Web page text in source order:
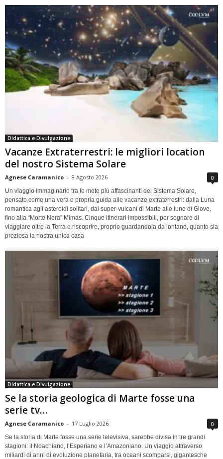
Didattica e Divulgazione
Vacanze Extraterrestri: le migliori location
del nostro Sistema Solare
Agnese Caramanico - 8 Agosto 2026 0
Un viaggio immaginario tra le mete più affascinanti del Sistema Solare,
pensato come una vera e propria guida alle vacanze extraterrestri: dalla Luna
romantica agli asteroidi solitari, dai super-vulcani di Marte alle lune di Giove,
fino alla “Morte Nera” Mimas. Cinque itinerari impossibili, per sognare di
viaggiare oltre la Terra e riscoprire, proprio guardandola da lontano, quanto sia
preziosa la nostra unica casa
Didattica e Divulgazione
Se la storia geologica di Marte fosse una
serie tv…
Agnese Caramanico - 17 Luglio 2026 0
Se la storia di Marte fosse una serie televisiva, sarebbe divisa in tre grandi
stagioni: il Noachiano, l’Esperiano e l’Amazoniano. Un viaggio attraverso
miliardi di anni di evoluzione planetaria, tra oceani scomparsi, gigantesche